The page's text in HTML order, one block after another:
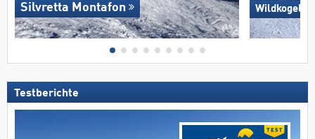
Silvretta Montafon Wildkogel –
Testberichte